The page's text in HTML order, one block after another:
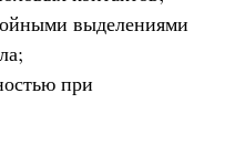
выделениями
при